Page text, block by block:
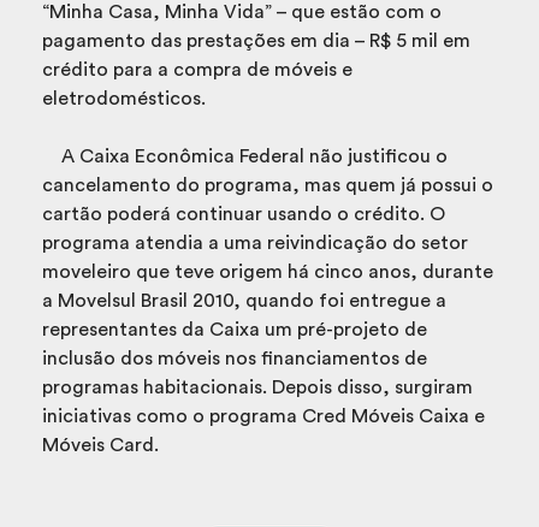
“Minha Casa, Minha Vida” – que estão com o
pagamento das prestações em dia – R$ 5 mil em
crédito para a compra de móveis e
eletrodomésticos.
A Caixa Econômica Federal não justificou o
cancelamento do programa, mas quem já possui o
cartão poderá continuar usando o crédito. O
programa atendia a uma reivindicação do setor
moveleiro que teve origem há cinco anos, durante
a Movelsul Brasil 2010, quando foi entregue a
representantes da Caixa um pré-projeto de
inclusão dos móveis nos financiamentos de
programas habitacionais. Depois disso, surgiram
iniciativas como o programa Cred Móveis Caixa e
Móveis Card.